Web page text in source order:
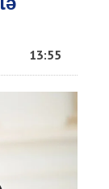
13:55